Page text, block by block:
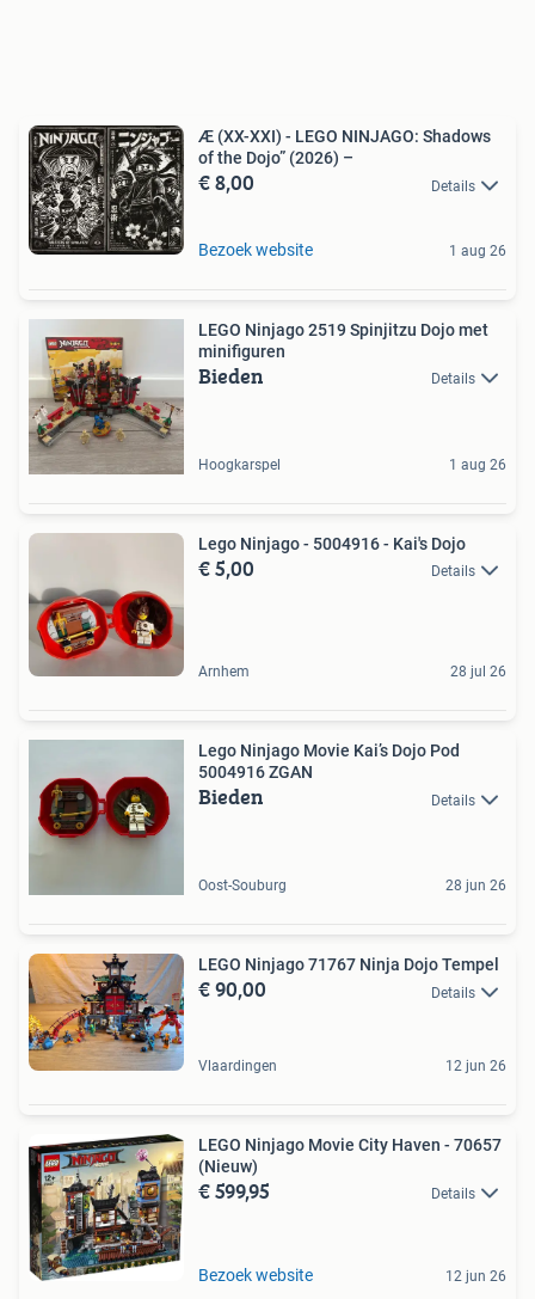
Æ (XX-XXI) - LEGO NINJAGO: Shadows
of the Dojo” (2026) –
€ 8,00 Details
Bezoek website 1 aug 26
LEGO Ninjago 2519 Spinjitzu Dojo met
minifiguren
Bieden Details
Hoogkarspel 1 aug 26
Lego Ninjago - 5004916 - Kai's Dojo
€ 5,00 Details
Arnhem 28 jul 26
Lego Ninjago Movie Kai’s Dojo Pod
5004916 ZGAN
Bieden Details
Oost-Souburg 28 jun 26
LEGO Ninjago 71767 Ninja Dojo Tempel
€ 90,00 Details
Vlaardingen 12 jun 26
LEGO Ninjago Movie City Haven - 70657
(Nieuw)
€ 599,95 Details
Bezoek website 12 jun 26